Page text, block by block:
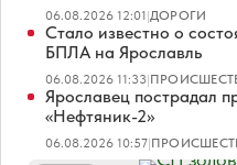
06.08.2026 12:01|ДОРОГИ
Стало известно о
БПЛА на Ярославль
06.08.2026 11:33|
Ярославец пострадал
«Нефтяник-2»
06.08.2026 10:57|